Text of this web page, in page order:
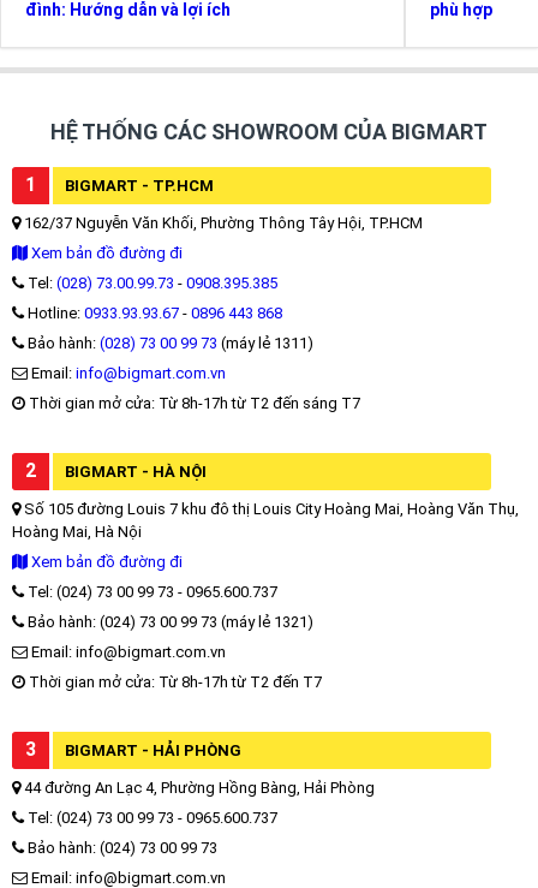
đình: Hướng dẫn và lợi ích phù hợp
HỆ THỐNG CÁC SHOWROOM CỦA BIGMART
1 BIGMART - TP.HCM
162/37 Nguyễn Văn Khối, Phường Thông Tây Hội, TP.HCM
Xem bản đồ đường đi
Tel: (028) 73.00.99.73 - 0908.395.385
Hotline: 0933.93.93.67 - 0896 443 868
Bảo hành: (028) 73 00 99 73 (máy lẻ 1311)
Email: info@bigmart.com.vn
Thời gian mở cửa: Từ 8h-17h từ T2 đến sáng T7
2 BIGMART - HÀ NỘI
Số 105 đường Louis 7 khu đô thị Louis City Hoàng Mai, Hoàng Văn Thụ,
Hoàng Mai, Hà Nội
Xem bản đồ đường đi
Tel: (024) 73 00 99 73 - 0965.600.737
Bảo hành: (024) 73 00 99 73 (máy lẻ 1321)
Email: info@bigmart.com.vn
Thời gian mở cửa: Từ 8h-17h từ T2 đến T7
3 BIGMART - HẢI PHÒNG
44 đường An Lạc 4, Phường Hồng Bàng, Hải Phòng
Tel: (024) 73 00 99 73 - 0965.600.737
Bảo hành: (024) 73 00 99 73
Email: info@bigmart.com.vn